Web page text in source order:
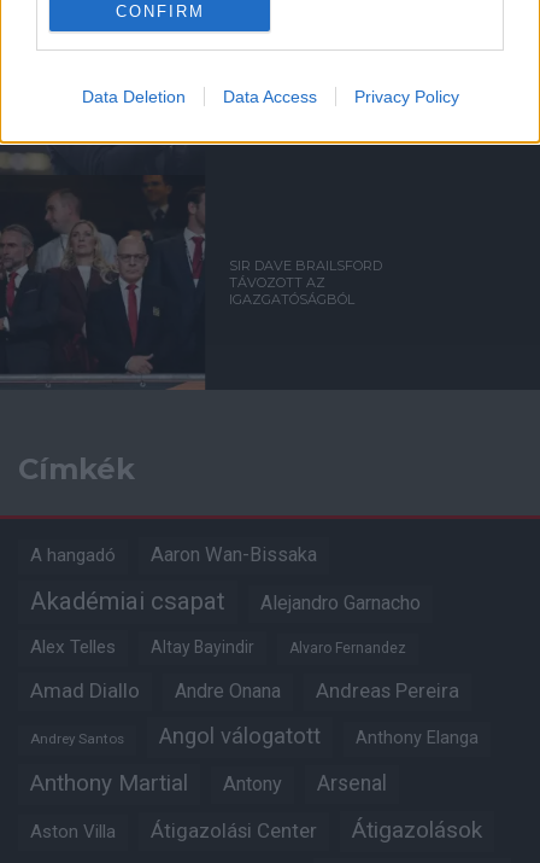
CONFIRM
Data Deletion Data Access Privacy Policy
CARRICKET FOGJA AJÁNLANI
SIR DAVE BRAILSFORD
TÁVOZOTT AZ
IGAZGATÓSÁGBÓL
Címkék
A hangadó Aaron Wan-Bissaka
Akadémiai csapat Alejandro Garnacho
Alex Telles Altay Bayindir Alvaro Fernandez
Amad Diallo Andre Onana Andreas Pereira
Andrey Santos Angol válogatott Anthony Elanga
Anthony Martial Antony Arsenal
Aston Villa Átigazolási Center Átigazolások